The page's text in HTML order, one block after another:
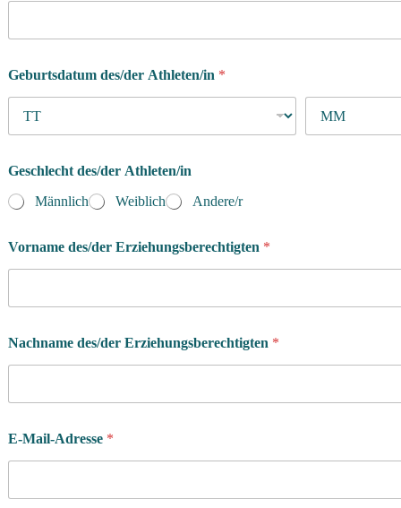
Geburtsdatum des/der Athleten/in *
Geschlecht des/der Athleten/in
Männlich
Weiblich Andere/r
Vorname des/der Erziehungsberechtigten *
Nachname des/der Erziehungsberechtigten *
E-Mail-Adresse *